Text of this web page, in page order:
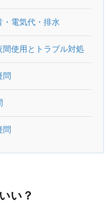
電気代・排水
使用とトラブル対処
問
問
い？